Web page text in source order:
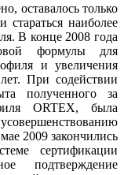
оставалось только
стараться наиболее
В конце 2008 года
формулы для
и увеличения
При содействии
полученного за
ORTEX, была
усовершенствованию
2009 закончились
сертификации
подтверждение